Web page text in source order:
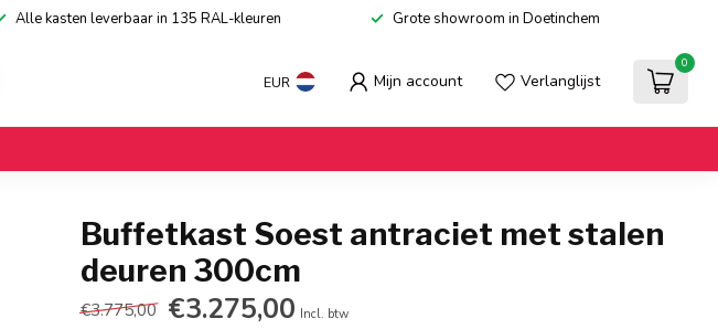
Alle kasten leverbaar in 135 RAL-kleuren Grote showroom in Doetinchem
EUR Mijn account Verlanglijst
0
Buffetkast Soest antraciet met stalen
deuren 300cm
€3.775,00 €3.275,00 Incl. btw